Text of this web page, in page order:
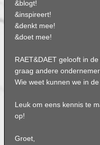
&blogt!
&inspireert!
&denkt mee!
&doet mee!
RAET&DAET gelooft in
graag andere
Wie weet kunnen we in
Leuk om eens kennis te
op!
Groet,